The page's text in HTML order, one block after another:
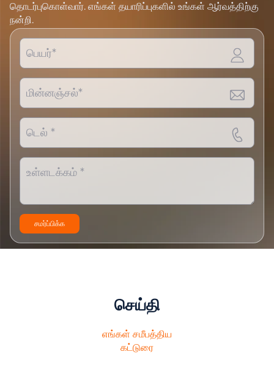
தொடர்புகொள்வார். எங்கள் தயாரிப்புகளில் உங்கள் ஆர்வத்திற்கு
நன்றி.
சமர்ப்பிக்க
செய்தி
எங்கள் சமீபத்திய
கட்டுரை